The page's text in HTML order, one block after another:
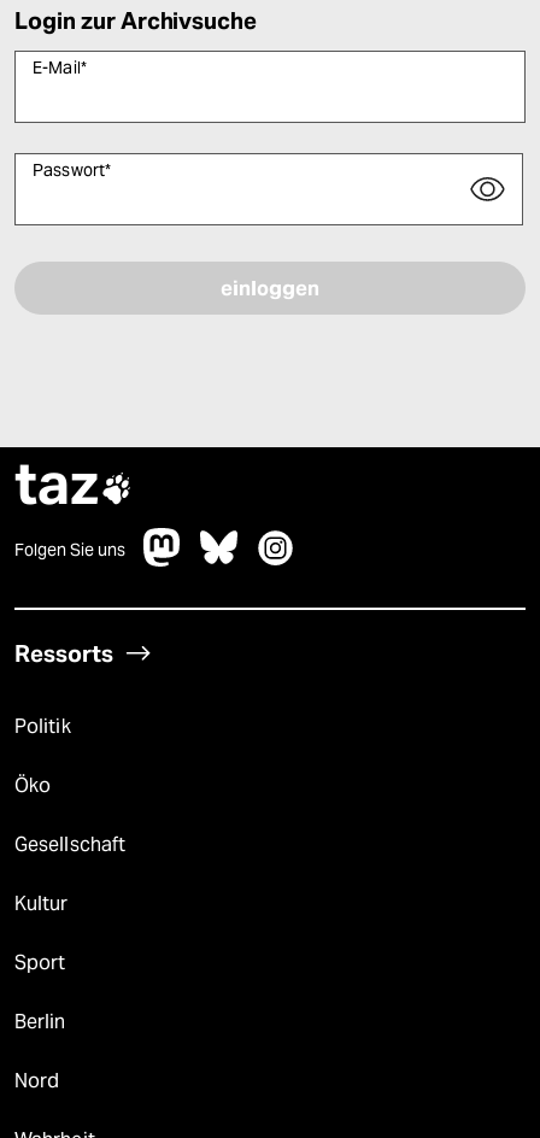
Login zur Archivsuche
E-Mail*
Passwort*
taz
Folgen Sie uns
Ressorts
Politik
Öko
Gesellschaft
Kultur
Sport
Berlin
Nord